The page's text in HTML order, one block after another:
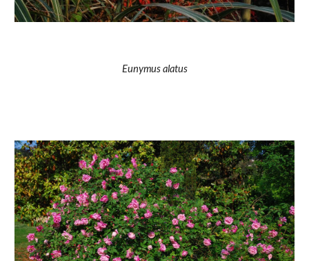
Eunymus alatus